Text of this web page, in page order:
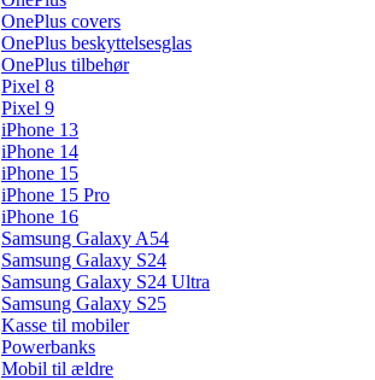
OnePlus covers
OnePlus beskyttelsesglas
OnePlus tilbehør
Pixel 8
Pixel 9
iPhone 13
iPhone 14
iPhone 15
iPhone 15 Pro
iPhone 16
Samsung Galaxy A54
Samsung Galaxy S24
Samsung Galaxy S24 Ultra
Samsung Galaxy S25
Kasse til mobiler
Powerbanks
Mobil til ældre